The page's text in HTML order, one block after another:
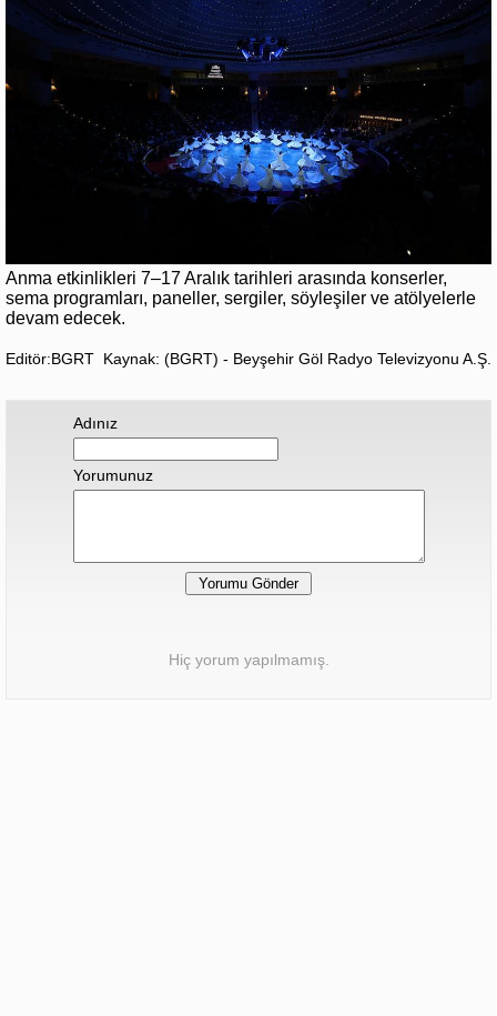
Anma etkinlikleri 7–17 Aralık tarihleri arasında konserler,
sema programları, paneller, sergiler, söyleşiler ve atölyelerle
devam edecek.
Editör:BGRT Kaynak: (BGRT) - Beyşehir Göl Radyo Televizyonu A.Ş.
Adınız
Yorumunuz
Hiç yorum yapılmamış.